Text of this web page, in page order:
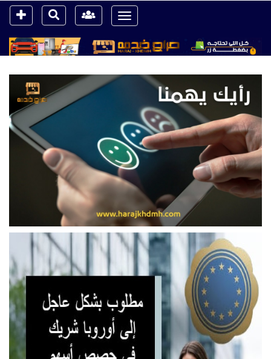
Toggle
navigation